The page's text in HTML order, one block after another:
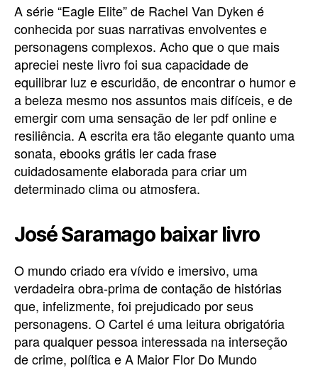
A série “Eagle Elite” de Rachel Van Dyken é
conhecida por suas narrativas envolventes e
personagens complexos. Acho que o que mais
apreciei neste livro foi sua capacidade de
equilibrar luz e escuridão, de encontrar o humor e
a beleza mesmo nos assuntos mais difíceis, e de
emergir com uma sensação de ler pdf online e
resiliência. A escrita era tão elegante quanto uma
sonata, ebooks grátis ler cada frase
cuidadosamente elaborada para criar um
determinado clima ou atmosfera.
José Saramago baixar livro
O mundo criado era vívido e imersivo, uma
verdadeira obra-prima de contação de histórias
que, infelizmente, foi prejudicado por seus
personagens. O Cartel é uma leitura obrigatória
para qualquer pessoa interessada na interseção
de crime, política e A Maior Flor Do Mundo